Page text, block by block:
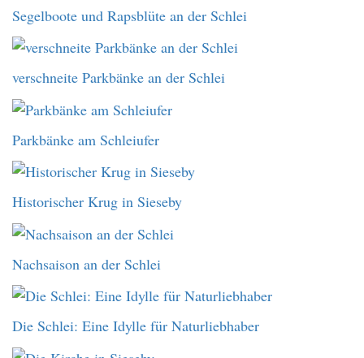
Segelboote und Rapsblüte an der Schlei
verschneite Parkbänke an der Schlei
Parkbänke am Schleiufer
Historischer Krug in Sieseby
Nachsaison an der Schlei
Die Schlei: Eine Idylle für Naturliebhaber